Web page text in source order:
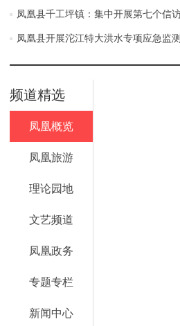
凤凰县千工坪镇：集中开展第七个信
凤凰县开展沱江特大洪水专项应急监
频道精选
凤凰概览
凤凰旅游
理论园地
文艺频道
凤凰政务
专题专栏
新闻中心